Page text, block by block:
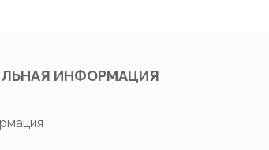
ИНФОРМАЦИЯ